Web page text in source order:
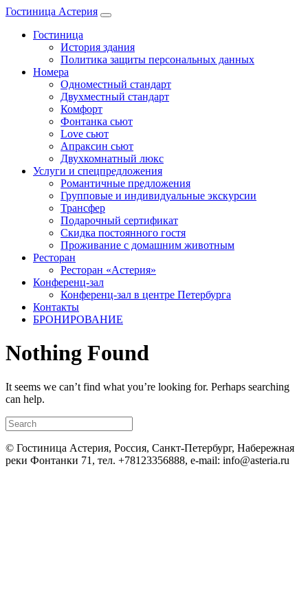
Гостиница Астерия
Гостиница
История здания
Политика защиты персональных данных
Номера
Одноместный стандарт
Двухместный стандарт
Комфорт
Фонтанка сьют
Love сьют
Апраксин сьют
Двухкомнатный люкс
Услуги и спецпредложения
Романтичные предложения
Групповые и индивидуальные экскурсии
Трансфер
Подарочный сертификат
Скидка постоянного гостя
Проживание с домашним животным
Ресторан
Ресторан «Астерия»
Конференц-зал
Конференц-зал в центре Петербурга
Контакты
БРОНИРОВАНИЕ
Nothing Found
It seems we can’t find what you’re looking for. Perhaps searching
can help.
© Гостиница Астерия, Россия, Санкт-Петербург, Набережная
реки Фонтанки 71, тел. +78123356888, e-mail: info@asteria.ru